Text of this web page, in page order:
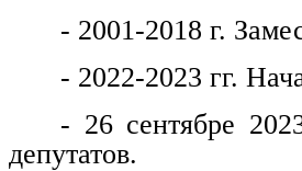
- 2001-2018 г.
- 2022-2023 гг.
- 26 сентябре
депутатов.